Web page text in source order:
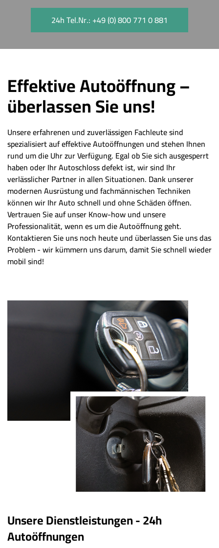
24h Tel.Nr.: +49 (0) 800 771 0 881
Effektive Autoöffnung –
überlassen Sie uns!
Unsere erfahrenen und zuverlässigen Fachleute sind
spezialisiert auf effektive Autoöffnungen und stehen Ihnen
rund um die Uhr zur Verfügung. Egal ob Sie sich ausgesperrt
haben oder Ihr Autoschloss defekt ist, wir sind Ihr
verlässlicher Partner in allen Situationen. Dank unserer
modernen Ausrüstung und fachmännischen Techniken
können wir Ihr Auto schnell und ohne Schäden öffnen.
Vertrauen Sie auf unser Know-how und unsere
Professionalität, wenn es um die Autoöffnung geht.
Kontaktieren Sie uns noch heute und überlassen Sie uns das
Problem - wir kümmern uns darum, damit Sie schnell wieder
mobil sind!
Unsere Dienstleistungen - 24h
Autoöffnungen